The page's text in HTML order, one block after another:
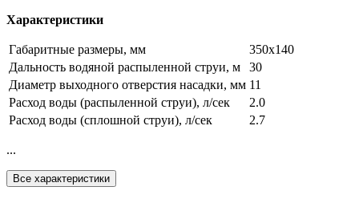
Характеристики
Габаритные размеры, мм
350х140
Дальность водяной распыленной струи, м
30
Диаметр выходного отверстия насадки, мм 11
Расход воды (распыленной струи), л/сек
2.0
Расход воды (сплошной струи), л/сек
2.7
...
Все характеристики